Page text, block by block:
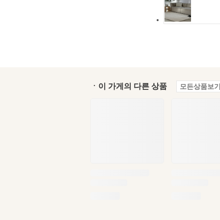
ㆍ이 가게의 다른 상품 모든상품보